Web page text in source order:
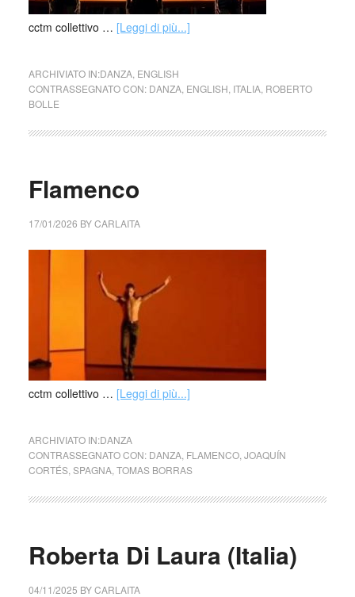
cctm collettivo … [Leggi di più...]
ARCHIVIATO IN:DANZA, ENGLISH
CONTRASSEGNATO CON: DANZA, ENGLISH ITALIA, ROBERTO
BOLLE
Flamenco
17/01/2026 BYCARLAITA
cctm collettivo … [Leggi di più...]
ARCHIVIATO IN:DANZA
CONTRASSEGNATO CON: DANZA, FLAMENCO, JOAQUÍN
CORTÉS, SPAGNA, TOMAS BORRAS
Roberta Di Laura (Italia)
04/11/2025 BYCARLAITA